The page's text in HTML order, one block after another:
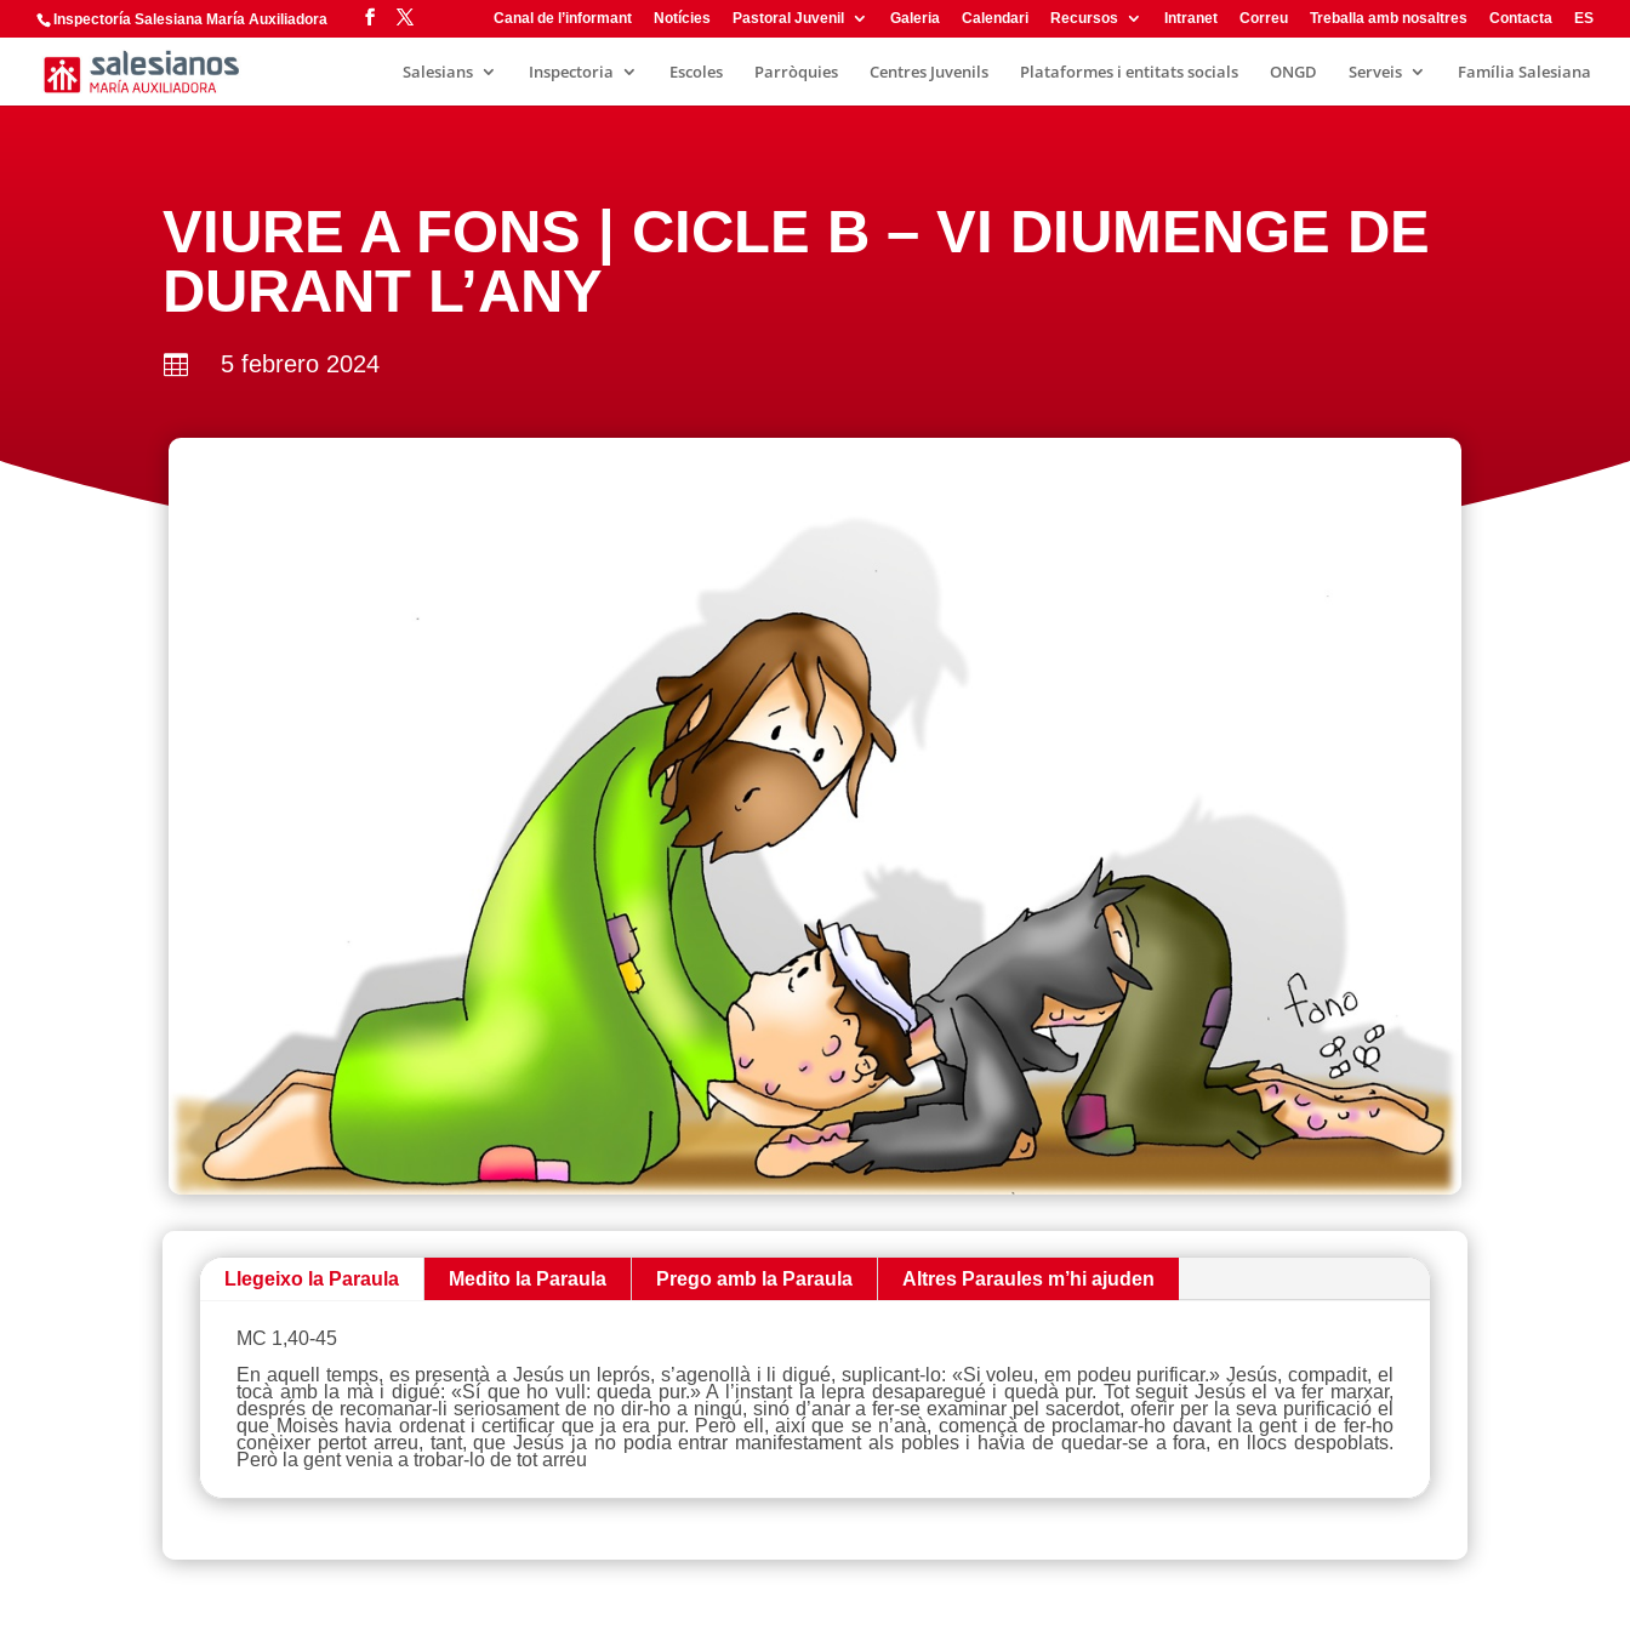
Inspectoría Salesiana María Auxiliadora Canal de l’informant Notícies Pastoral Juvenil Galeria Calendari Recursos Intranet Correu Treballa amb nosaltres Contacta ES
Salesians Inspectoria Escoles Parròquies Centres Juvenils Plataformes i entitats socials ONGD Serveis Família Salesiana
VIURE A FONS | CICLE B – VI DIUMENGE DE
DURANT L’ANY
 5 febrero 2024
Llegeixo la Paraula Medito la Paraula Prego amb la Paraula Altres Paraules m’hi ajuden
MC 1,40-45
En aquell temps, es presentà a Jesús un leprós, s’agenollà i li digué, suplicant-lo: «Si voleu, em podeu purificar.» Jesús, compadit, el
tocà amb la mà i digué: «Sí que ho vull: queda pur.» A l’instant la lepra desaparegué i quedà pur. Tot seguit Jesús el va fer marxar,
després de recomanar-li seriosament de no dir-ho a ningú, sinó d’anar a fer-se examinar pel sacerdot, oferir per la seva purificació el
que Moisès havia ordenat i certificar que ja era pur. Però ell, així que se n’anà, començà de proclamar-ho davant la gent i de fer-ho
conèixer pertot arreu, tant, que Jesús ja no podia entrar manifestament als pobles i havia de quedar-se a fora, en llocs despoblats.
Però la gent venia a trobar-lo de tot arreu